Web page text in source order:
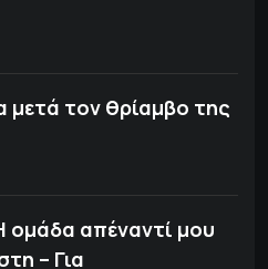
μετά τον θρίαμβο της
ομάδα απέναντί μου
– Για